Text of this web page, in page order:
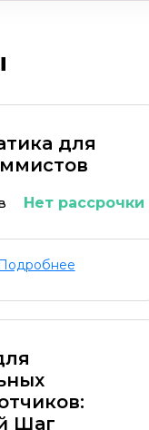
для
Нет рассрочки
Шаг